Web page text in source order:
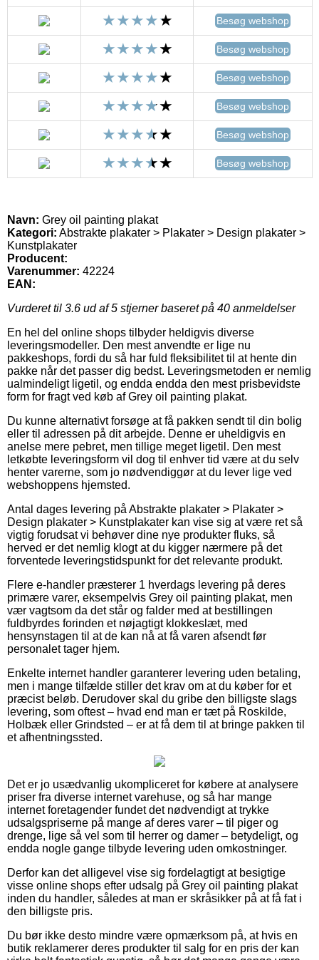
Besøg webshop
Besøg webshop
Besøg webshop
Besøg webshop
Besøg webshop
Besøg webshop
Navn: Grey oil painting plakat
Kategori: Abstrakte plakater > Plakater > Design plakater >
Kunstplakater
Producent:
Varenummer: 42224
EAN:
Vurderet til 3.6 ud af 5 stjerner baseret på 40 anmeldelser
En hel del online shops tilbyder heldigvis diverse
leveringsmodeller. Den mest anvendte er lige nu
pakkeshops, fordi du så har fuld fleksibilitet til at hente din
pakke når det passer dig bedst. Leveringsmetoden er nemlig
ualmindeligt ligetil, og endda endda den mest prisbevidste
form for fragt ved køb af Grey oil painting plakat.
Du kunne alternativt forsøge at få pakken sendt til din bolig
eller til adressen på dit arbejde. Denne er uheldigvis en
anelse mere pebret, men tillige meget ligetil. Den mest
letkøbte leveringsform vil dog til enhver tid være at du selv
henter varerne, som jo nødvendiggør at du lever lige ved
webshoppens hjemsted.
Antal dages levering på Abstrakte plakater > Plakater >
Design plakater > Kunstplakater kan vise sig at være ret så
vigtig forudsat vi behøver dine nye produkter fluks, så
herved er det nemlig klogt at du kigger nærmere på det
forventede leveringstidspunkt for det relevante produkt.
Flere e-handler præsterer 1 hverdags levering på deres
primære varer, eksempelvis Grey oil painting plakat, men
vær vagtsom da det står og falder med at bestillingen
fuldbyrdes forinden et nøjagtigt klokkeslæt, med
hensynstagen til at de kan nå at få varen afsendt før
personalet tager hjem.
Enkelte internet handler garanterer levering uden betaling,
men i mange tilfælde stiller det krav om at du køber for et
præcist beløb. Derudover skal du gribe den billigste slags
levering, som oftest – hvad end man er tæt på Roskilde,
Holbæk eller Grindsted – er at få dem til at bringe pakken til
et afhentningssted.
Det er jo usædvanlig ukompliceret for købere at analysere
priser fra diverse internet varehuse, og så har mange
internet foretagender fundet det nødvendigt at trykke
udsalgspriserne på mange af deres varer – til piger og
drenge, lige så vel som til herrer og damer – betydeligt, og
endda nogle gange tilbyde levering uden omkostninger.
Derfor kan det alligevel vise sig fordelagtigt at besigtige
visse online shops efter udsalg på Grey oil painting plakat
inden du handler, således at man er skråsikker på at få fat i
den billigste pris.
Du bør ikke desto mindre være opmærksom på, at hvis en
butik reklamerer deres produkter til salg for en pris der kan